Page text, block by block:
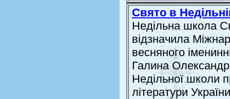
Свято в
Недільна школа
відзначила
весняного
Галина
Недільної школи
літератури